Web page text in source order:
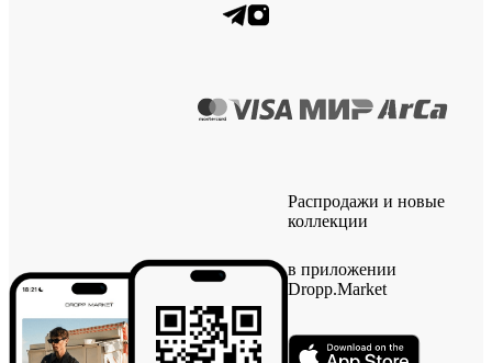
Распродажи и новые
коллекции
в приложении
Dropp.Market